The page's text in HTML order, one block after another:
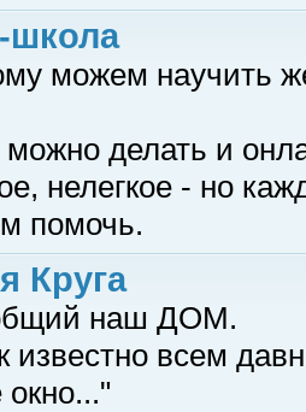
школа
можем научить
делать и
нелегкое - но
помочь.
Круга
наш ДОМ.
всем